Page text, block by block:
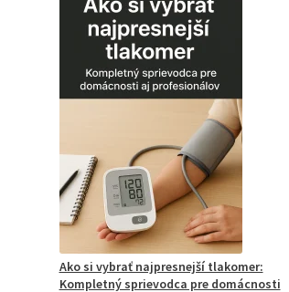
akupresúrnou
podložkou:
Ako
si
vybrať
tú
najlepšiu
prečo
je
hitom
na
Slovensku?
Ako si vybrať najpresnejší tlakomer:
Kompletný sprievodca pre domácnosti